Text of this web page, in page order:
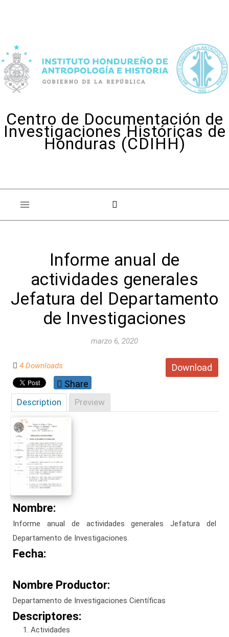
Centro de Documentación de
Investigaciones Históricas de
Honduras (CDIHH)
Informe anual de
actividades generales
Jefatura del Departamento
de Investigaciones
marzo 6, 2020
Download
4 Downloads
Share
Description Preview
Nombre:
Informe anual de actividades generales Jefatura del
Departamento de Investigaciones.
Fecha:
Nombre Productor:
Departamento de Investigaciones Científicas
Descriptores:
Actividades